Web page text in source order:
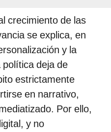
crecimiento de las
se explica, en
y la
deja de
estrictamente
en narrativo,
Por ello,
y no